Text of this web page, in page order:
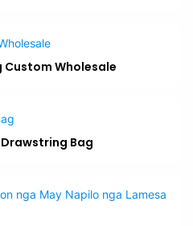
Custom Wholesale
Drawstring Bag